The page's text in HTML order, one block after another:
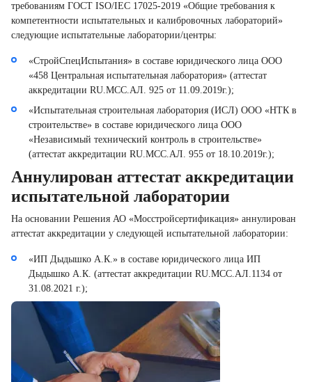
требованиям ГОСТ ISO/IEC 17025-2019 «Общие требования к
компетентности испытательных и калибровочных лабораторий»
следующие испытательные лаборатории/центры:
«СтройСпецИспытания» в составе юридического лица ООО
«458 Центральная испытательная лаборатория» (аттестат
аккредитации RU.MCC.АЛ. 925 от 11.09.2019г.);
«Испытательная строительная лаборатория (ИСЛ) ООО «НТК в
строительстве» в составе юридического лица ООО
«Независимый технический контроль в строительстве»
(аттестат аккредитации RU.MCC.АЛ. 955 от 18.10.2019г.);
Аннулирован аттестат аккредитации
испытательной лаборатории
На основании Решения АО «Мосстройсертификация» аннулирован
аттестат аккредитации у следующей испытательной лаборатории:
«ИП Дыдышко А.К.» в составе юридического лица ИП
Дыдышко А.К. (аттестат аккредитации RU.MCC.АЛ.1134 от
31.08.2021 г.);